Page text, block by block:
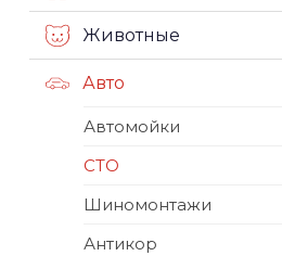
Животные
Авто
Автомойки
СТО
Шиномонтажи
Антикор